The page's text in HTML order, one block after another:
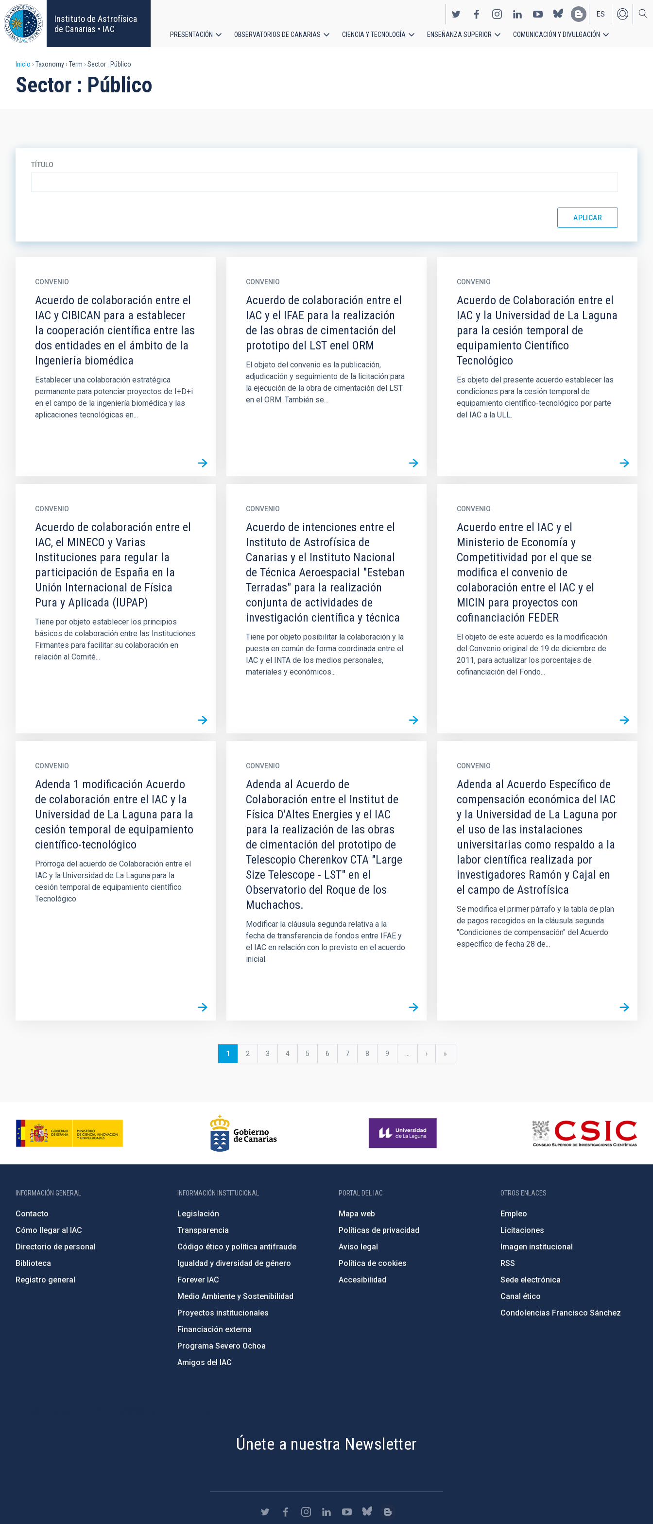
Pasar
al
contenido
principal
Instituto de Astrofísica
de Canarias • IAC
EN
ES
PRESENTACIÓN OBSERVATORIOS DE CANARIAS CIENCIA Y TECNOLOGÍA ENSEÑANZA SUPERIOR COMUNICACIÓN Y DIVULGACIÓN
Sobrescribir
enlaces
Inicio Taxonomy Term Sector : Público
Sector : Público
TÍTULO
CONVENIO
Acuerdo de colaboración entre el
IAC y CIBICAN para a establecer
la cooperación científica entre las
dos entidades en el ámbito de la
Ingeniería biomédica
Establecer una colaboración estratégica
permanente para potenciar proyectos de I+D+i
en el campo de la ingeniería biomédica y las
aplicaciones tecnológicas en...
CONVENIO
Acuerdo de colaboración entre el
IAC y el IFAE para la realización
de las obras de cimentación del
prototipo del LST enel ORM
El objeto del convenio es la publicación,
adjudicación y seguimiento de la licitación para
la ejecución de la obra de cimentación del LST
en el ORM. También se...
CONVENIO
Acuerdo de Colaboración entre el
IAC y la Universidad de La Laguna
para la cesión temporal de
equipamiento Científico
Tecnológico
Es objeto del presente acuerdo establecer las
condiciones para la cesión temporal de
equipamiento científico-tecnológico por parte
del IAC a la ULL.
CONVENIO
Acuerdo de colaboración entre el
IAC, el MINECO y Varias
Instituciones para regular la
participación de España en la
Unión Internacional de Física
Pura y Aplicada (IUPAP)
Tiene por objeto establecer los principios
básicos de colaboración entre las Instituciones
Firmantes para facilitar su colaboración en
relación al Comité...
CONVENIO
Acuerdo de intenciones entre el
Instituto de Astrofísica de
Canarias y el Instituto Nacional
de Técnica Aeroespacial "Esteban
Terradas" para la realización
conjunta de actividades de
investigación científica y técnica
Tiene por objeto posibilitar la colaboración y la
puesta en común de forma coordinada entre el
IAC y el INTA de los medios personales,
materiales y económicos...
CONVENIO
Acuerdo entre el IAC y el
Ministerio de Economía y
Competitividad por el que se
modifica el convenio de
colaboración entre el IAC y el
MICIN para proyectos con
cofinanciación FEDER
El objeto de este acuerdo es la modificación
del Convenio original de 19 de diciembre de
2011, para actualizar los porcentajes de
cofinanciación del Fondo...
CONVENIO
Adenda 1 modificación Acuerdo
de colaboración entre el IAC y la
Universidad de La Laguna para la
cesión temporal de equipamiento
científico-tecnológico
Prórroga del acuerdo de Colaboración entre el
IAC y la Universidad de La Laguna para la
cesión temporal de equipamiento científico
Tecnológico
CONVENIO
Adenda al Acuerdo de
Colaboración entre el Institut de
Física D'Altes Energies y el IAC
para la realización de las obras
de cimentación del prototipo de
Telescopio Cherenkov CTA "Large
Size Telescope - LST" en el
Observatorio del Roque de los
Muchachos.
Modificar la cláusula segunda relativa a la
fecha de transferencia de fondos entre IFAE y
el IAC en relación con lo previsto en el acuerdo
inicial.
CONVENIO
Adenda al Acuerdo Específico de
compensación económica del IAC
y la Universidad de La Laguna por
el uso de las instalaciones
universitarias como respaldo a la
labor científica realizada por
investigadores Ramón y Cajal en
el campo de Astrofísica
Se modifica el primer párrafo y la tabla de plan
de pagos recogidos en la cláusula segunda
"Condiciones de compensación" del Acuerdo
específico de fecha 28 de...
Página
1 Página
2 Página
3 Página
4 Página
5 Página
6 Página
7 Página
8 Página
9
Siguiente
›
última
»
INFORMACIÓN GENERAL
Contacto
Cómo llegar al IAC
Directorio de personal
Biblioteca
Registro general
INFORMACIÓN INSTITUCIONAL
Legislación
Transparencia
Código ético y política antifraude
Igualdad y diversidad de género
Forever IAC
Medio Ambiente y Sostenibilidad
Proyectos institucionales
Financiación externa
Programa Severo Ochoa
Amigos del IAC
PORTAL DEL IAC
Mapa web
Políticas de privacidad
Aviso legal
Política de cookies
Accesibilidad
OTROS ENLACES
Empleo
Licitaciones
Imagen institucional
RSS
Sede electrónica
Canal ético
Condolencias Francisco Sánchez
Únete a nuestra Newsletter